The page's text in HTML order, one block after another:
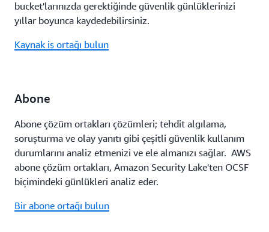
bucket'larınızda gerektiğinde güvenlik günlüklerinizi
yıllar boyunca kaydedebilirsiniz.
Kaynak iş ortağı bulun
Abone
Abone çözüm ortakları çözümleri; tehdit algılama,
soruşturma ve olay yanıtı gibi çeşitli güvenlik kullanım
durumlarını analiz etmenizi ve ele almanızı sağlar. AWS
abone çözüm ortakları, Amazon Security Lake'ten OCSF
biçimindeki günlükleri analiz eder.
Bir abone ortağı bulun